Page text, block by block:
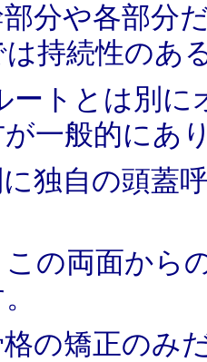
分や各部分
は持続性のあ
ートとは別
一般的にあ
独自の頭蓋
この両面から
の矯正のみ